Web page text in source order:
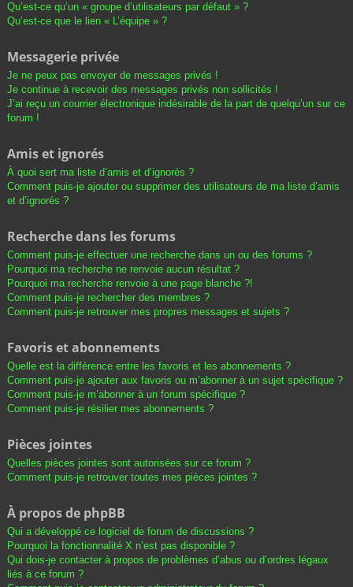
Qu’est-ce qu’un « groupe d’utilisateurs par défaut » ?
Qu’est-ce que le lien « L’équipe » ?
Messagerie privée
Je ne peux pas envoyer de messages privés !
Je continue à recevoir des messages privés non sollicités !
J’ai reçu un courrier électronique indésirable de la part de quelqu’un sur ce
forum !
Amis et ignorés
À quoi sert ma liste d’amis et d’ignorés ?
Comment puis-je ajouter ou supprimer des utilisateurs de ma liste d’amis
et d’ignorés ?
Recherche dans les forums
Comment puis-je effectuer une recherche dans un ou des forums ?
Pourquoi ma recherche ne renvoie aucun résultat ?
Pourquoi ma recherche renvoie à une page blanche ?!
Comment puis-je rechercher des membres ?
Comment puis-je retrouver mes propres messages et sujets ?
Favoris et abonnements
Quelle est la différence entre les favoris et les abonnements ?
Comment puis-je ajouter aux favoris ou m’abonner à un sujet spécifique ?
Comment puis-je m’abonner à un forum spécifique ?
Comment puis-je résilier mes abonnements ?
Pièces jointes
Quelles pièces jointes sont autorisées sur ce forum ?
Comment puis-je retrouver toutes mes pièces jointes ?
À propos de phpBB
Qui a développé ce logiciel de forum de discussions ?
Pourquoi la fonctionnalité X n’est pas disponible ?
Qui dois-je contacter à propos de problèmes d’abus ou d’ordres légaux
liés à ce forum ?